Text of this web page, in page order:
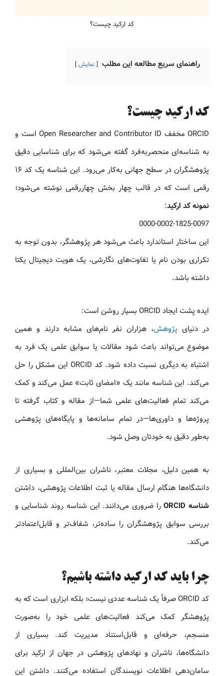
کد ارکید چیست؟
راهنمای سریع مطالعه این مطلب نمایش
کد ارکید چیست؟
ORCID مخفف Open Researcher and Contributor ID است و
به شناسه‌ای منحصربه‌فرد گفته می‌شود که برای شناسایی دقیق
پژوهشگران در سطح جهانی به‌کار می‌رود. این شناسه یک کد ۱۶
رقمی است که در قالب چهار بخش چهاررقمی نوشته می‌شود؛
نمونه کد ارکید:
0000-0002-1825-0097
این ساختار استاندارد باعث می‌شود هر پژوهشگر، بدون توجه به
تکراری بودن نام یا تفاوت‌های نگارشی، یک هویت دیجیتال یکتا
داشته باشد.
ایده پشت ایجاد ORCID بسیار روشن است:
در دنیای پژوهش، هزاران نفر نام‌های مشابه دارند و همین
موضوع می‌تواند باعث شود مقالات یا سوابق علمی یک فرد به
اشتباه به دیگری نسبت داده شود. کد ORCID این مشکل را حل
می‌کند. این شناسه مانند یک «امضای ثابت» عمل می‌کند و کمک
می‌کند تمام فعالیت‌های علمی شما—از مقاله و کتاب گرفته تا
پروژه‌ها و داوری‌ها—در تمام سامانه‌ها و پایگاه‌های پژوهشی
به‌طور دقیق به خودتان وصل شود.
به همین دلیل، مجلات معتبر، ناشران بین‌المللی و بسیاری از
دانشگاه‌ها هنگام ارسال مقاله یا ثبت اطلاعات پژوهشی، داشتن
شناسه ORCID
را ضروری می‌دانند. این شناسه روند شناسایی و
بررسی سوابق پژوهشگران را ساده‌تر، شفاف‌تر و قابل‌اعتمادتر
می‌کند.
چرا باید کد ارکید داشته باشیم؟
کد ORCID صرفاً یک شناسه عددی نیست؛ بلکه ابزاری است که به
پژوهشگر کمک می‌کند فعالیت‌های علمی خود را به‌صورت
منسجم، حرفه‌ای و قابل‌استناد مدیریت کند. بسیاری از
دانشگاه‌ها، ناشران و نهادهای پژوهشی در جهان از ارکید برای
سامان‌دهی اطلاعات نویسندگان استفاده می‌کنند. داشتن این